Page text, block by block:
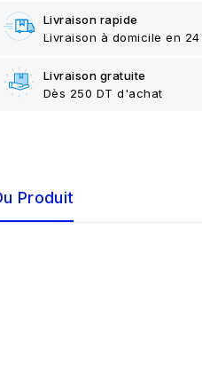
Livraison rapide
Livraison à domicile en 24
Livraison gratuite
Dès 250 DT d'achat
Produit